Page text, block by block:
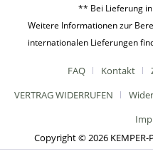
** Bei Lieferung
Weitere Informationen zur
internationalen Lieferungen
FAQ Kontakt
VERTRAG WIDERRUFEN
Copyright © 2026 KEMPER-